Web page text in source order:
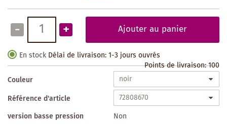
- + Ajouter au panier
En stock Délai de livraison: 1-3 jours ouvrés
Points de livraison:100
Couleur
Référence d'article
version basse pression
Non